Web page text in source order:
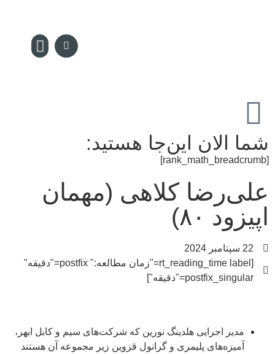
شما الان این‌جا هستید:
[rank_math_breadcrumb]
علی‌رضا کلاهی (مهمان
اپیزود ۸۰)
22 سپتامبر 2024
[rt_reading_time label="زمان مطالعه:" postfix="دقیقه"
postfix_singular="دقیقه"]
مدیر اجرایی هلدینگ نورین که شرکت‌های سیم‌ و کابل ابهر،
آمیزه‌های پلیمری و گرانول قزوین‌ زیر مجموعه آن هستند